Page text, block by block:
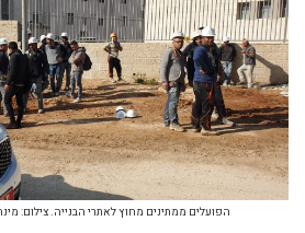
הפועלים ממתינים מחוץ לאתרי הבנייה. צילום: